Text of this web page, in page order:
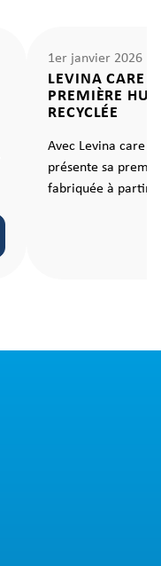
1er janvier 2026
LEVINA CARE
PREMIÈRE
RECYCLÉE
Avec Levina care
présente sa
fabriquée à partir